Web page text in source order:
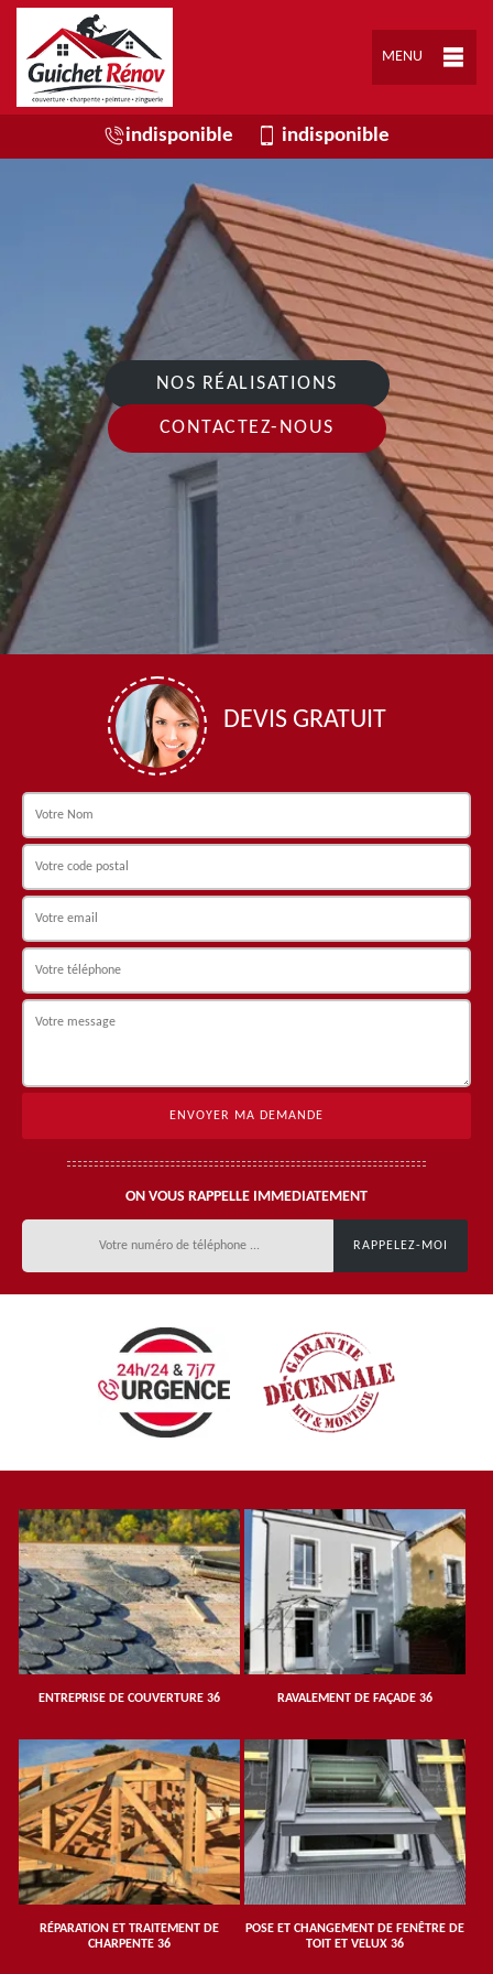
MENU
indisponible indisponible
NOS RÉALISATIONS
CONTACTEZ-NOUS
DEVIS GRATUIT
ON VOUS RAPPELLE IMMEDIATEMENT
ENTREPRISE DE COUVERTURE 36 RAVALEMENT DE FAÇADE 36
RÉPARATION ET TRAITEMENT DE
CHARPENTE 36
POSE ET CHANGEMENT DE FENÊTRE DE
TOIT ET VELUX 36